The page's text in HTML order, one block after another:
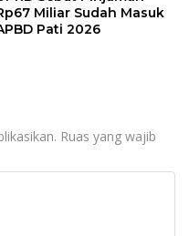
Miliar Sudah Masuk
Pati 2026
Ruas yang wajib